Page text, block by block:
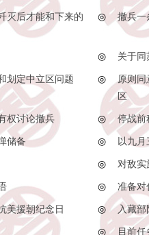
灭后才能和下来的
◎ 撤兵一
◎ 关于
划定中立区问题 ◎
原则
区
权讨论撤兵 ◎ 停战前
储备 ◎ 以九
◎ 对敌实
◎ 准备对
美援朝纪念日 ◎ 入藏
◎ 目前